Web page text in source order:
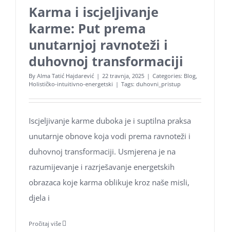
Karma i iscjeljivanje
karme: Put prema
unutarnjoj ravnoteži i
duhovnoj transformaciji
By Alma Tatić Hajdarević | 22 travnja, 2025 | Categories: Blog,
Holističko-intuitivno-energetski | Tags: duhovni_pristup
Iscjeljivanje karme duboka je i suptilna praksa
unutarnje obnove koja vodi prema ravnoteži i
duhovnoj transformaciji. Usmjerena je na
razumijevanje i razrješavanje energetskih
obrazaca koje karma oblikuje kroz naše misli,
djela i
Pročitaj više
Aroma Hominis j.d.o.o.
Prirodne terapije za um i tijelo
OIB: 31131798221
Adresa: Jarušćica 11, Zagreb 10000
tel:+385 98 1623 116